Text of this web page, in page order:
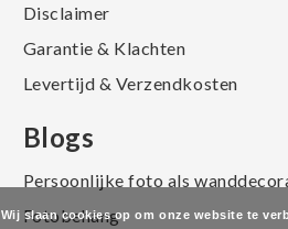
Disclaimer
Garantie & Klachten
Levertijd & Verzendkosten
Blogs
Persoonlijke foto als
Fotobehang
Wij slaan cookies op om onze website te